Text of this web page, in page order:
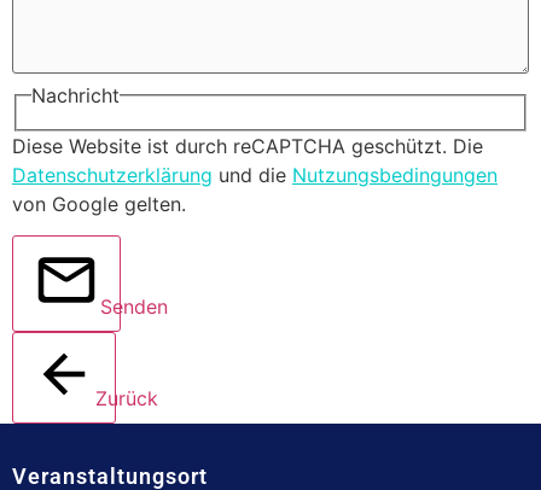
Nachricht
Diese Website ist durch reCAPTCHA geschützt. Die
Datenschutzerklärung und die Nutzungsbedingungen
von Google gelten.
Senden
Zurück
Veranstaltungsort